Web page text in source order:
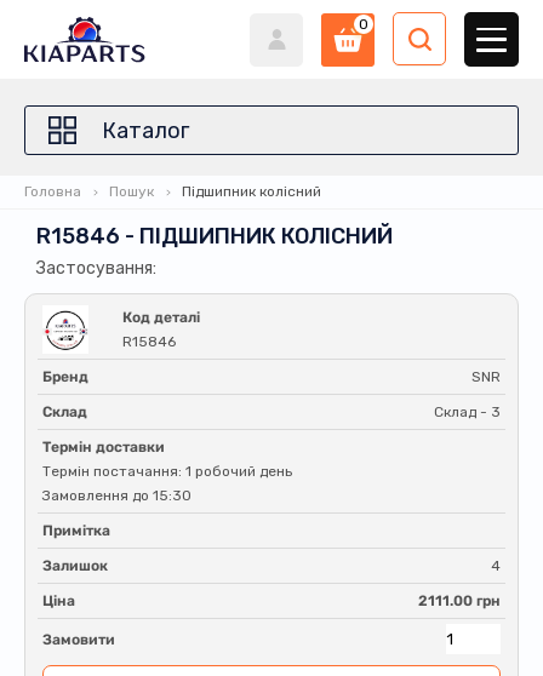
0
Каталог
Головна Пошук Підшипник колісний
R15846 - ПІДШИПНИК КОЛІСНИЙ
Застосування:
Код деталі
R15846
Бренд SNR
Склад Склад - 3
Термін доставки
Термін постачання: 1 робочий день
Замовлення до 15:30
Примітка
Залишок 4
Ціна 2111.00 грн
Замовити